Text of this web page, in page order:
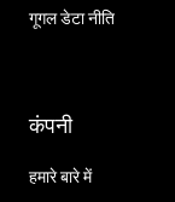
गूगल डेटा नीति
कंपनी
हमारे बारे में